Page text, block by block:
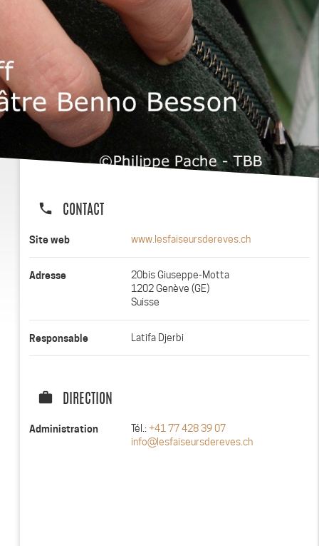
phone CONTACT
Site web www.lesfaiseursdereves.ch
Adresse
20bis Giuseppe-Motta
1202 Genève (GE)
Suisse
Responsable Latifa Djerbi
work DIRECTION
Administration Tél.:+41 77 428 39 07
info@lesfaiseursdereves.ch